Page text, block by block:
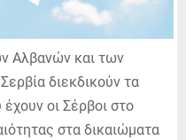
Αλβανών και των
διεκδικούν τα
οι Σέρβοι στο
στα δικαιώματα